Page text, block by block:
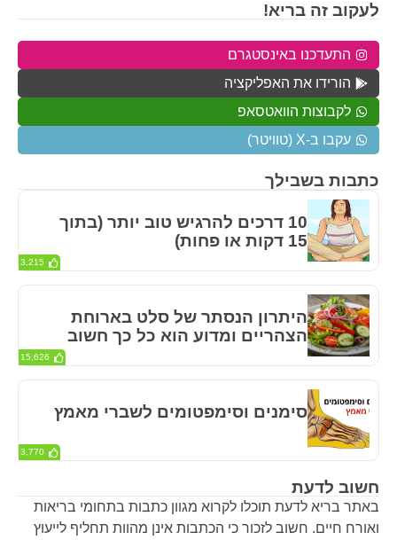
חשוב לדעת
באתר בריא לדעת תוכלו לקרוא מגוון כתבות בתחומי בריאות
ואורח חיים. חשוב לזכור כי הכתבות אינן מהוות תחליף לייעוץ
כתבות בשבילך
10 דרכים להרגיש טוב יותר (בתוך
15 דקות או פחות)
3,215
היתרון הנסתר של סלט בארוחת
הצהריים ומדוע הוא כל כך חשוב
15,626
סימנים וסימפטומים לשברי מאמץ
3,770
לעקוב זה בריא!
התעדכנו באינסטגרם
הורידו את האפליקציה
לקבוצות הוואטסאפ
עקבו ב-X (טוויטר)